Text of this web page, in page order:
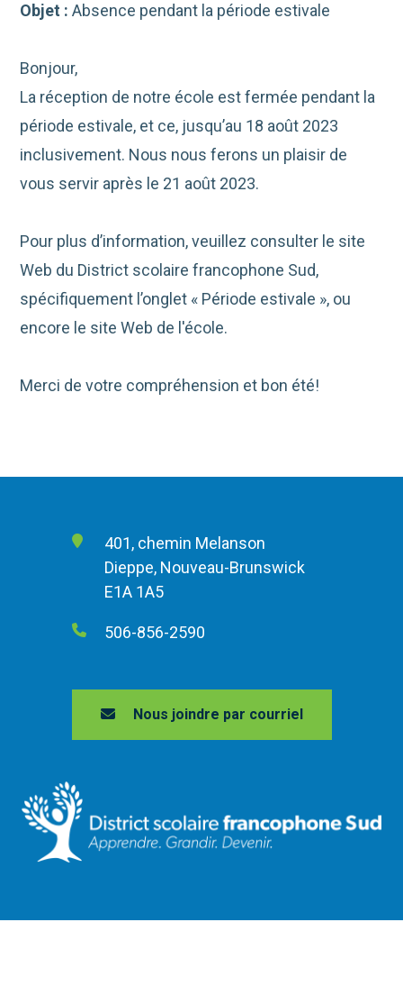
Objet :Absence pendant la période estivale
Bonjour,
La réception de notre école est fermée pendant la
période estivale, et ce, jusqu’au 18 août 2023
inclusivement. Nous nous ferons un plaisir de
vous servir après le 21 août 2023.
Pour plus d’information, veuillez consulter le site
Web du District scolaire francophone Sud,
spécifiquement l’onglet « Période estivale », ou
encore le site Web de l'école.
Merci de votre compréhension et bon été!
401, chemin Melanson
Dieppe, Nouveau-Brunswick
E1A 1A5
506-856-2590
Nous joindre par courriel